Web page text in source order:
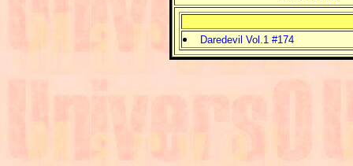
Daredevil Vol.1 #174